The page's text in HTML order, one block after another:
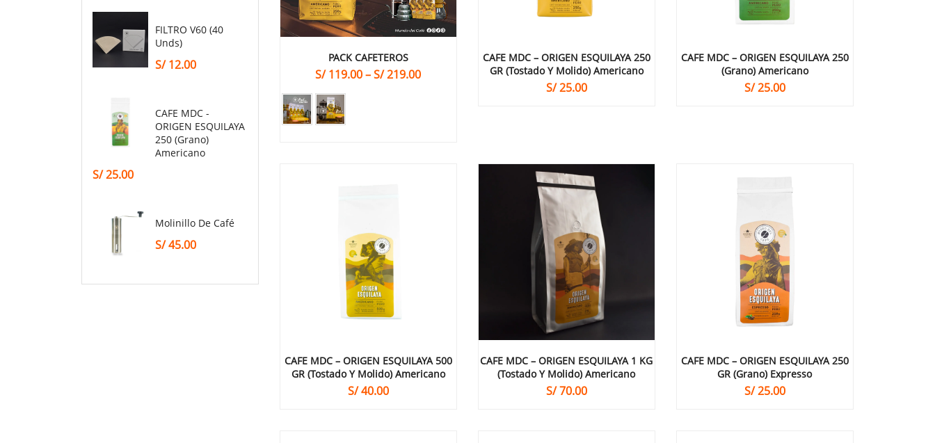
FILTRO V60 (40
Unds)
S/12.00
CAFE MDC -
ORIGEN ESQUILAYA
250 (grano)
Americano
S/25.00
Molinillo De Café
S/45.00
PACK CAFETEROS
S/119.00–S/219.00
CAFE MDC – ORIGEN ESQUILAYA 250
GR (Tostado Y Molido) Americano
S/25.00
CAFE MDC – ORIGEN ESQUILAYA 250
(grano) Americano
S/25.00
CAFE MDC – ORIGEN ESQUILAYA 500
GR (Tostado Y Molido) Americano
S/40.00
CAFE MDC – ORIGEN ESQUILAYA 1 KG
(tostado Y Molido) Americano
S/70.00
CAFE MDC – ORIGEN ESQUILAYA 250
GR (grano) Expresso
S/25.00